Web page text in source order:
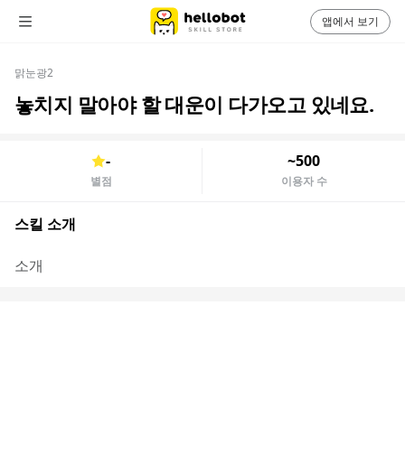
맑눈광2
놓치지 말아야 할 대운이 다가오고 있네요.
-
별점
~500
이용자 수
스킬 소개
소개
앱에서 보기